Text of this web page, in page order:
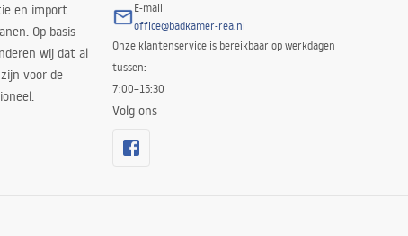
en import
Op basis
wij dat al
voor de
E-mail
office@badkamer-rea.nl
Onze klantenservice is bereikbaar op werkdagen
tussen:
7:00–15:30
Volg ons